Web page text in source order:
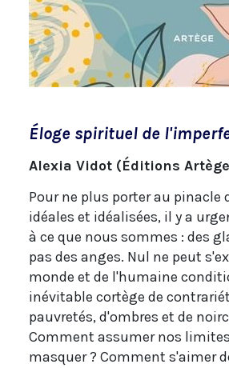
Éloge spirituel de
Alexia Vidot (Éditions
Pour ne plus porter au pinacle
idéales et idéalisées, il y a
à ce que nous sommes : des
pas des anges. Nul ne peut
monde et de l'humaine
inévitable cortège de
pauvretés, d'ombres et de
Comment assumer nos
masquer ? Comment s'aimer